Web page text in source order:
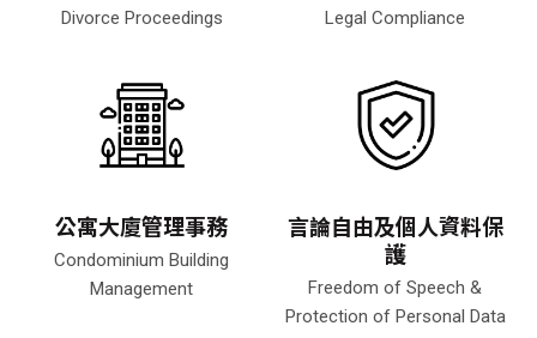
Divorce Proceedings Legal Compliance
公寓大廈管理事務
Condominium Building
Management
言論自由及個人資料保
護
Freedom of Speech &
Protection of Personal Data